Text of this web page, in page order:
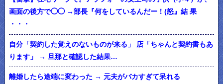
画面の後方で◯◯ →部長『何をしているんだー！(怒』結 果
・・・
自分「契約した覚えのないものが来る」 店「ちゃんと契約書もあ
ります」 → 旦那と確認した結果…
離婚したら途端に変わった → 元夫がバカすぎて呆れる